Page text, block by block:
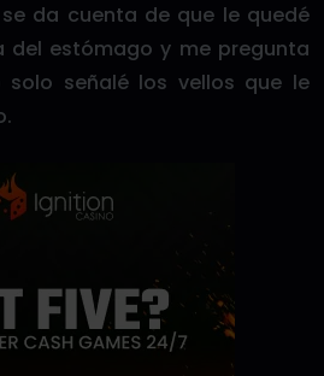
da cuenta de que le quedé
del estómago y me pregunta
señalé los vellos que le